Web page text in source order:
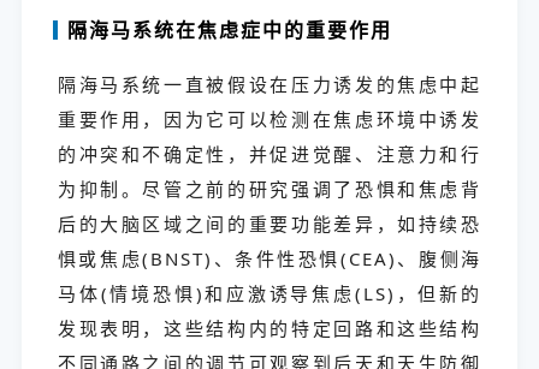
隔海马系统在焦虑症中的重要作用
隔海马系统一直被假设在压力诱发的焦虑中起
重要作用，因为它可以检测在焦虑环境中诱发
的冲突和不确定性，并促进觉醒、注意力和行
为抑制。尽管之前的研究强调了恐惧和焦虑背
后的大脑区域之间的重要功能差异，如持续恐
惧或焦虑(BNST)、条件性恐惧(CEA)、腹侧海
马体(情境恐惧)和应激诱导焦虑(LS)，但新的
发现表明，这些结构内的特定回路和这些结构
不同通路之间的调节可观察到后天和天生防御